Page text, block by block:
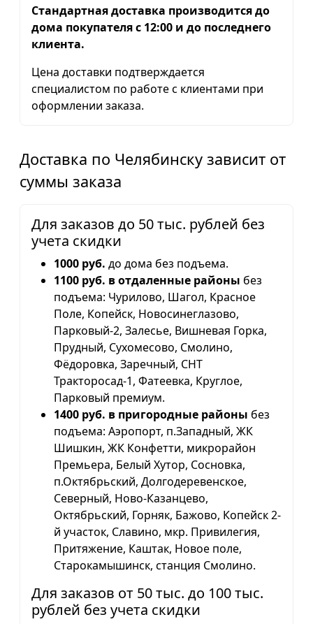
Стандартная доставка производится до
дома покупателя с 12:00 и до последнего
клиента.
Цена доставки подтверждается
специалистом по работе с клиентами при
оформлении заказа.
Доставка по Челябинску зависит от
суммы заказа
Для заказов до 50 тыс. рублей без
учета скидки
1000 руб. до дома без подъема.
1100 руб. в отдаленные районы без
подъема: Чурилово, Шагол, Красное
Поле, Копейск, Новосинеглазово,
Парковый-2, Залесье, Вишневая Горка,
Прудный, Сухомесово, Смолино,
Фёдоровка, Заречный, СНТ
Тракторосад-1, Фатеевка, Круглое,
Парковый премиум.
1400 руб. в пригородные районы без
подъема: Аэропорт, п.Западный, ЖК
Шишкин, ЖК Конфетти, микрорайон
Премьера, Белый Хутор, Сосновка,
п.Октябрьский, Долгодеревенское,
Северный, Ново-Казанцево,
Октябрьский, Горняк, Бажово, Копейск 2-
й участок, Славино, мкр. Привилегия,
Притяжение, Каштак, Новое поле,
Старокамышинск, станция Смолино.
Для заказов от 50 тыс. до 100 тыс.
рублей без учета скидки